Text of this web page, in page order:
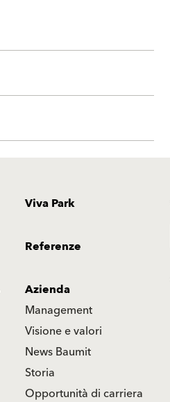
Viva Park
Referenze
Azienda
Management
Visione e valori
News Baumit
Storia
Opportunità di carriera